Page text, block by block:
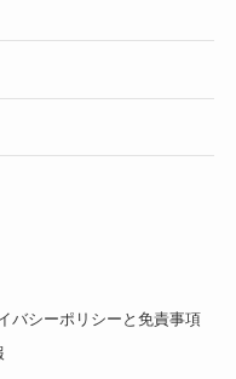
バシーポリシーと免責事項